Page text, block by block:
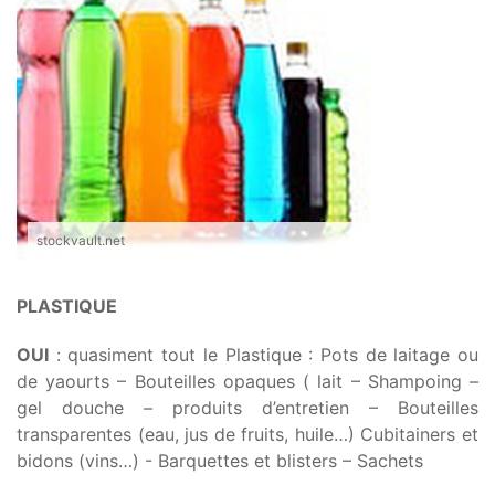
stockvault.net
PLASTIQUE
OUI : quasiment tout le Plastique : Pots de laitage ou
de yaourts – Bouteilles opaques ( lait – Shampoing –
gel douche – produits d’entretien – Bouteilles
transparentes (eau, jus de fruits, huile…) Cubitainers et
bidons (vins…) - Barquettes et blisters – Sachets